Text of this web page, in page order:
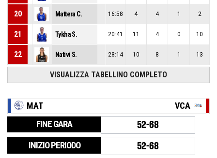
20 Mattera C. 16:58 4 4 1 2
21 Tykha S. 20:41 11 4 0 10
22 Nativi S. 28:14 10 8 1 13
VISUALIZZA TABELLINO COMPLETO
MAT VCA
FINE GARA 52-68
INIZIO PERIODO 52-68